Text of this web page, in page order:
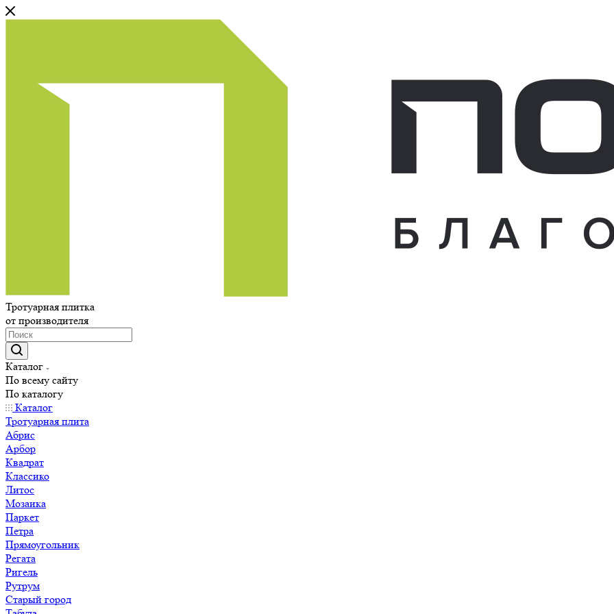
Тротуарная плитка
от производителя
Каталог
По всему сайту
По каталогу
Каталог
Тротуарная плита
Абрис
Арбор
Квадрат
Классико
Литос
Мозаика
Паркет
Петра
Прямоугольник
Регата
Ригель
Рутрум
Старый город